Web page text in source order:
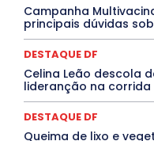
Santa Catarina
Saúde Agora
TÁ FROID?
Campanha
principais dúvidas
DESTAQUE DF
Celina Leão descola
lideranção na corrida
DESTAQUE DF
Queima de lixo e